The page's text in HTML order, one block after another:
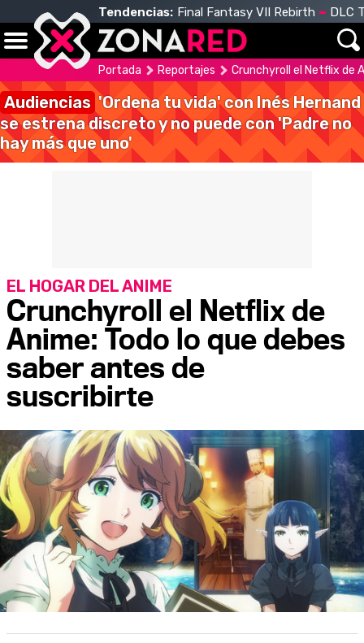
Tendencias: Final Fantasy VII Rebirth DLC
Portada Reportajes Crunchyroll el Netflix de
Audiencias 'Ordena tu vida' con Inés Hernand
se estrena discreto y no puede con 'Padre no
hay más que uno'
Crunchyroll el Netflix de
Anime: Todo lo que debes
saber antes de
suscribirte
EL HOGAR DEL ANIME